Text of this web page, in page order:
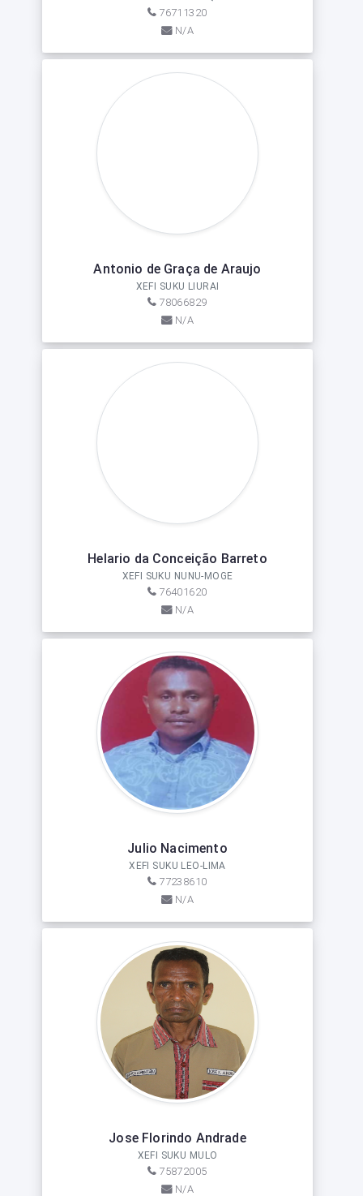
76711320
N/A
Antonio de Graça de Araujo
XEFI SUKU LIURAI
78066829
N/A
Helario da Conceição Barreto
XEFI SUKU NUNU-MOGE
76401620
N/A
Julio Nacimento
XEFI SUKU LEO-LIMA
77238610
N/A
Jose Florindo Andrade
XEFI SUKU MULO
75872005
N/A